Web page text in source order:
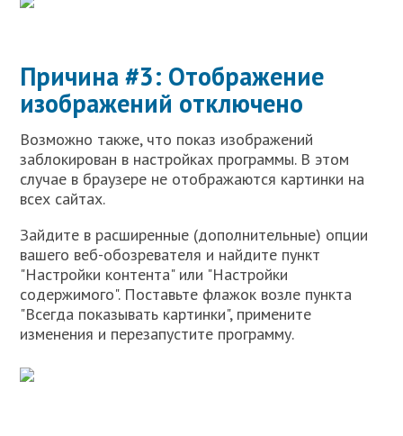
Причина #3: Отображение
изображений отключено
Возможно также, что показ изображений
заблокирован в настройках программы. В этом
случае в браузере не отображаются картинки на
всех сайтах.
Зайдите в расширенные (дополнительные) опции
вашего веб-обозревателя и найдите пункт
"Настройки контента" или "Настройки
содержимого". Поставьте флажок возле пункта
"Всегда показывать картинки", примените
изменения и перезапустите программу.